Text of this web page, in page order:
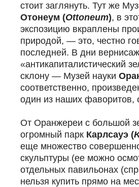
стоит заглянуть. Тут же
Отонеум (Ottoneum), в
экспозицию вкраплены
природой, — это, честно
последней. В дни
«антикапиталистический
склону — Музей науки
соответственно,
один из наших фаворитов,
От Оранжереи с большой
огромный парк Карлсауэ (
еще множество
скульптуры (ее можно
отдельных павильонах
нельзя купить прямо на